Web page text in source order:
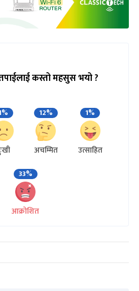
कस्तो महसुस भयो ?
12%
अचम्मित
1%
उत्साहित
33%
आक्रोशित